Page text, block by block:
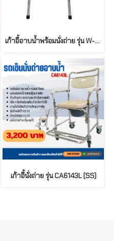
เก้าอี้อาบน้ำพร้อมนั่งถ่าย รุ่น W-15 มีพนักพิงหลังและที่วางแขน โครงสร้างเหล็ก
เก้าอี้นั่งถ่าย รุ่น CA6143L (SS)